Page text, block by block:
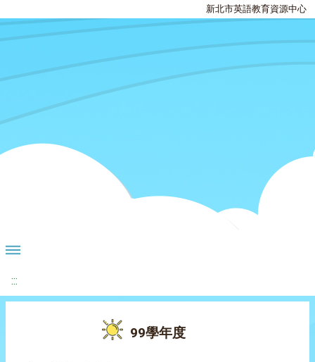
新北市英語教育資源中心
:::
99學年度